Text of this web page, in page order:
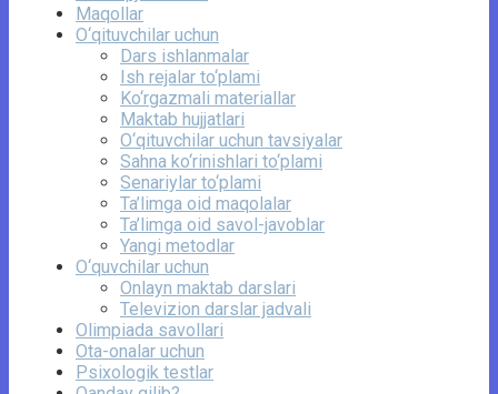
Maqollar
O‘qituvchilar uchun
Dars ishlanmalar
Ish rejalar to‘plami
Ko‘rgazmali materiallar
Maktab hujjatlari
O‘qituvchilar uchun tavsiyalar
Sahna ko‘rinishlari to‘plami
Senariylar to‘plami
Ta’limga oid maqolalar
Ta’limga oid savol-javoblar
Yangi metodlar
O‘quvchilar uchun
Onlayn maktab darslari
Televizion darslar jadvali
Olimpiada savollari
Ota-onalar uchun
Psixologik testlar